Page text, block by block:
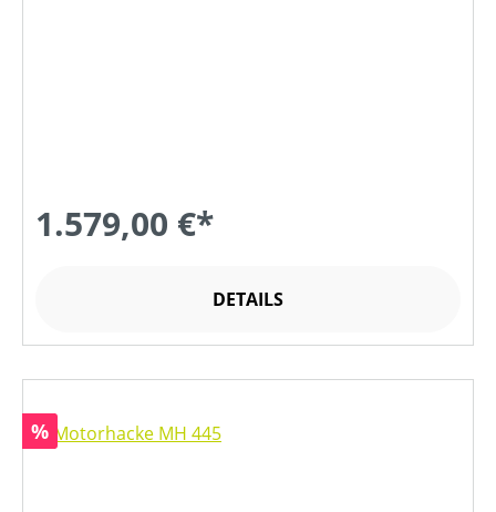
1.579,00 €*
DETAILS
Rabatt
%